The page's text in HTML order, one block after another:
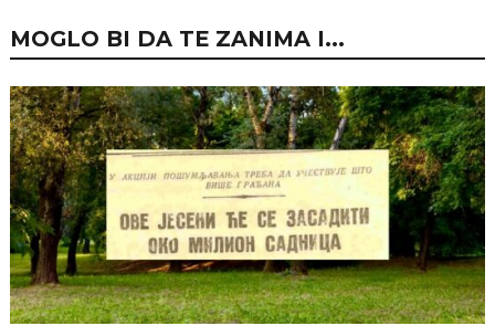
MOGLO BI DA TE ZANIMA I...